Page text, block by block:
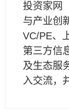
投资家网
与产业创
VC/PE、
第三方信
及生态服
入交流，